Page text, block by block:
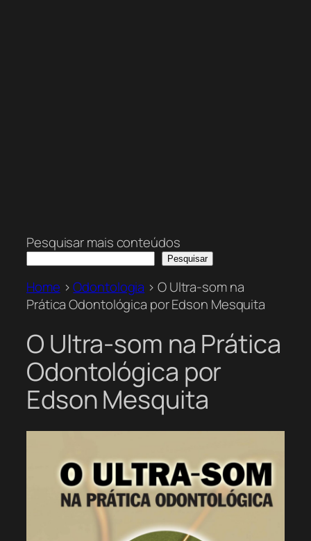
Pesquisar mais conteúdos
Pesquisar
Home >Odontologia > O Ultra-som na
Prática Odontológica por Edson Mesquita
O Ultra-som na Prática
Odontológica por
Edson Mesquita